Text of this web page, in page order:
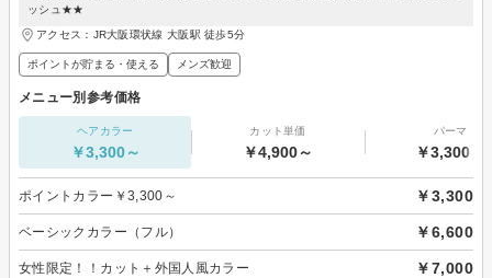
ッシュ★★
アクセス：JR大阪環状線 大阪駅 徒歩5分
ポイントが貯まる・使える メンズ歓迎
メニュー別参考価格
ヘアカラー
￥3,300～
カット単価
￥4,900～
パーマ
￥3,300～
ポイントカラー￥3,300～ ￥3,300
ベーシックカラー（フル） ￥6,600
女性限定！！カット＋外国人風カラー ￥7,000